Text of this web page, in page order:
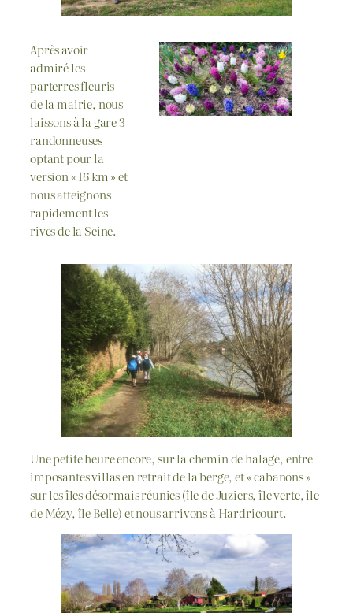
Après avoir
admiré les
parterres fleuris
de la mairie, nous
laissons à la gare 3
randonneuses
optant pour la
version « 16 km » et
nous atteignons
rapidement les
rives de la Seine.
Une petite heure encore, sur la chemin de halage, entre
imposantes villas en retrait de la berge, et « cabanons »
sur les îles désormais réunies (île de Juziers, île verte, île
de Mézy, île Belle) et nous arrivons à Hardricourt.